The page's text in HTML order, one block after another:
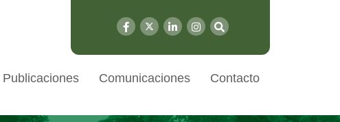
Publicaciones Comunicaciones Contacto